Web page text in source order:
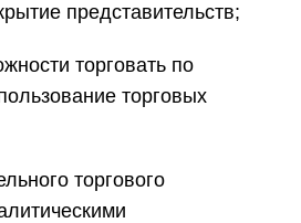
представительств;
торговать по
торговых
торгового